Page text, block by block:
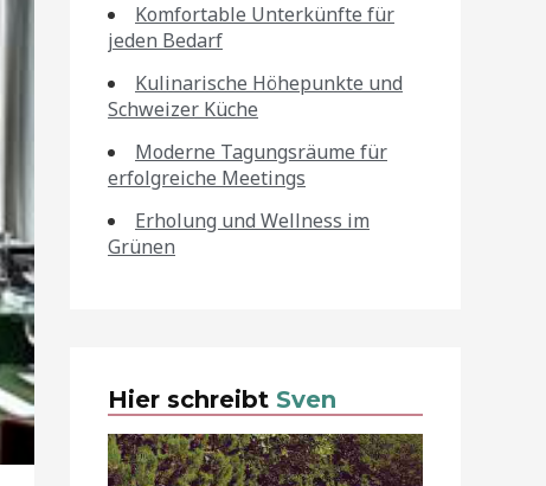
Komfortable Unterkünfte für
jeden Bedarf
Kulinarische Höhepunkte und
Schweizer Küche
Moderne Tagungsräume für
erfolgreiche Meetings
Erholung und Wellness im
Grünen
Hier schreibt Sven